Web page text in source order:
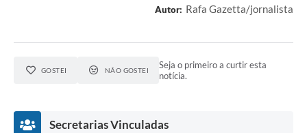
Autor: Rafa Gazetta/jornalista
GOSTEI NÃO GOSTEI
Seja o primeiro a curtir esta
notícia.
Secretarias Vinculadas